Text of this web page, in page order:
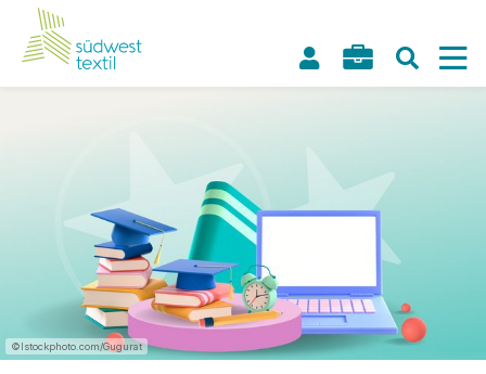
©Istockphoto.com/Gugurat